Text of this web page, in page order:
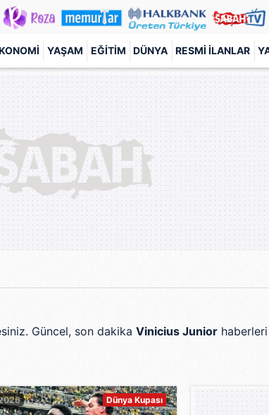
YAŞAM EĞITIM DÜNYA RESMI İLANLAR
Güncel, son dakika Vinicius Junior haberleri
Dünya Kupası